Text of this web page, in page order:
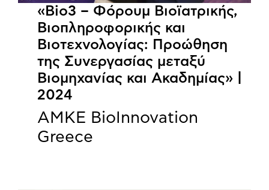
«Bio3 – Φόρουμ Βιοϊατρικής,
Βιοπληροφορικής και
Βιοτεχνολογίας: Προώθηση
της Συνεργασίας μεταξύ
Βιομηχανίας και Ακαδημίας» |
2024
ΑΜΚΕ BioInnovation
Greece